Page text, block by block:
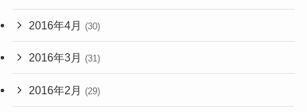
2016年4月 (30)
2016年3月 (31)
2016年2月 (29)